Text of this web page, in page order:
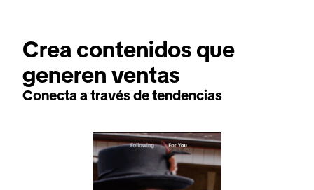
Crea contenidos que
generen ventas
Conecta a través de tendencias